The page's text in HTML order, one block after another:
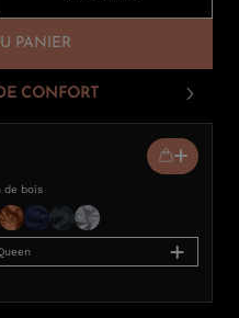
PANIER
CONFORT
de bois